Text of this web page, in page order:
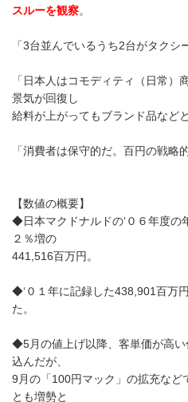
スルーを観察。
「3台並んでいるうち2台がタクシ
「日本人はコモディティ（日常）
景気が回復し
給料が上がってもブランド品など
「消費者は保守的だ。百円の戦略
【数値の概要】
◆日本マクドナルドの‘０６年度の
２％増の
441,516百万円。
◆‘０１年に記録した438,901百万
た。
◆5月の値上げ以降、客単価が高
込んだが、
9月の「100円マック」の拡充など
とも増勢と